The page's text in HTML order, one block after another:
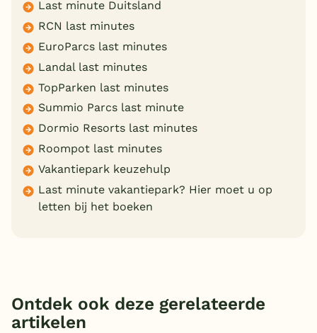
Last minute Duitsland
RCN last minutes
EuroParcs last minutes
Landal last minutes
TopParken last minutes
Summio Parcs last minute
Dormio Resorts last minutes
Roompot last minutes
Vakantiepark keuzehulp
Last minute vakantiepark? Hier moet u op
letten bij het boeken
Ontdek ook deze gerelateerde
artikelen